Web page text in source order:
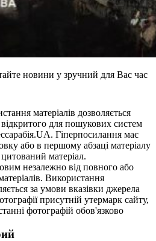
новини у зручний для Вас час
матеріалів дозволяється
для пошукових систем
Гіперпосилання має
або в першому абзаці матеріалу
матеріал.
незалежно від повного або
Використання
за умови вказівки джерела
присутній утермарк сайту,
фотографій обов'язково